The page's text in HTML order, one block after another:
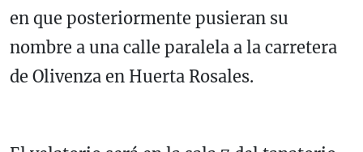
en que posteriormente pusieran su
nombre a una calle paralela a la carretera
de Olivenza en Huerta Rosales.